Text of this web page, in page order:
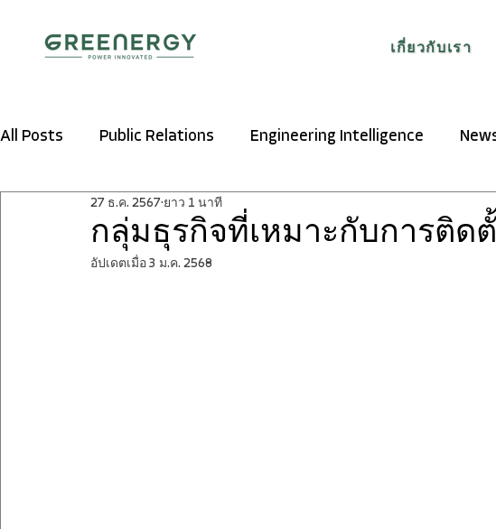
เกี่ยวกับเรา
All Posts Public Relations Engineering Intelligence
กลุ่มธุรกิจที่เหมาะกับการติด
27 ธ.ค. 2567 ยาว 1 นาที
อัปเดตเมื่อ 3 ม.ค. 2568